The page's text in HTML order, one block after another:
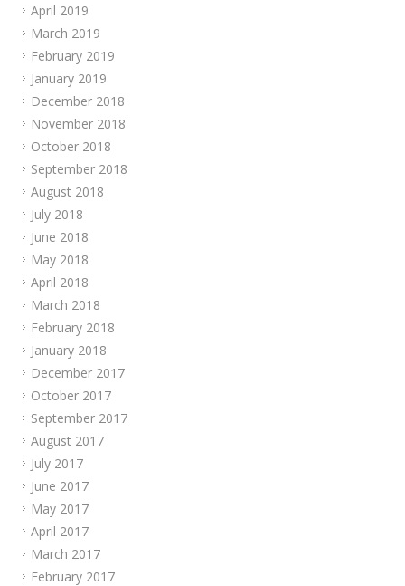
April 2019
March 2019
February 2019
January 2019
December 2018
November 2018
October 2018
September 2018
August 2018
July 2018
June 2018
May 2018
April 2018
March 2018
February 2018
January 2018
December 2017
October 2017
September 2017
August 2017
July 2017
June 2017
May 2017
April 2017
March 2017
February 2017